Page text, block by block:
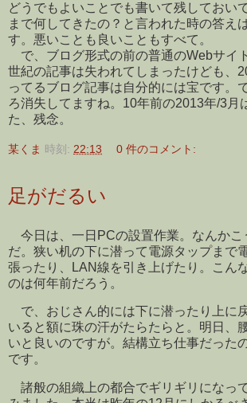
どうでもよいことでも書いて残しておい
まで何してきたの？と言われた時の答え
す。悪いことも良いこともすべて。
で、ブログ形式の前の普通のWebサイ
世紀の記事は失われてしまったけども、
ってるブログ記事は自分的には宝です。
ろ消失してますね。10年前の2013年/3月
た、残念。
某くま 時刻: 22:13 0 件のコメント:
足がだるい
今日は、一日PCの設置作業。なんかこ
だ。狭い机の下に潜って電源タップまで
張ったり、LAN線を引き上げたり。こん
のは何年前だろう。
で、おじさん的には下に潜ったり上に
いると額に珠の汗がたらたらと。明日、
いと良いのですが。結構立ち仕事だった
です。
諸般の組織上の都合でギリギリになっ